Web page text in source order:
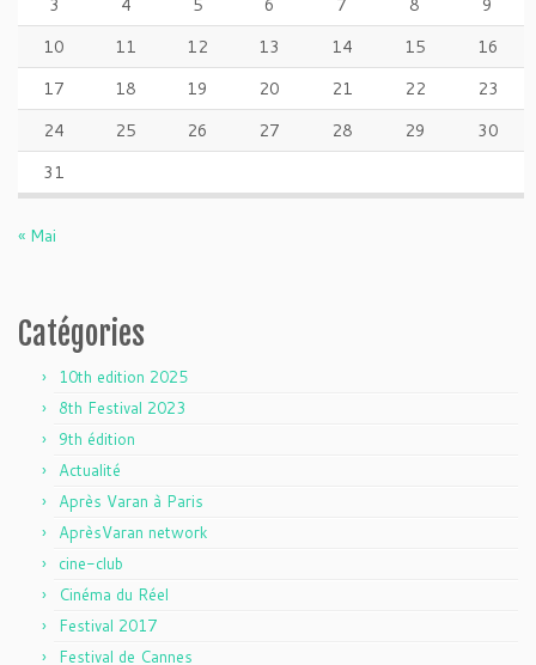
3
4 5 6 7 8
9
10
11 12 13 14 15
16
17
18 19 20 21 22
23
24
25 26 27 28 29
30
31
« Mai
Catégories
10th edition 2025
8th Festival 2023
9th édition
Actualité
Après Varan à Paris
AprèsVaran network
cine-club
Cinéma du Réel
Festival 2017
Festival de Cannes